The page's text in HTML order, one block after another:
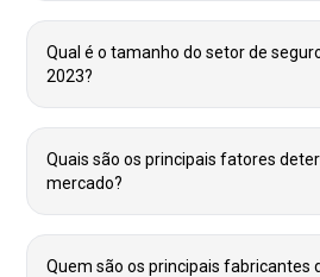
Qual é o tamanho do setor de
2023?
Quais são os principais fatores
mercado?
Quem são os principais fabricantes